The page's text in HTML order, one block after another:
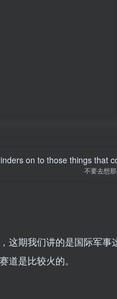
on to those things that
不要去想
这期我们讲的是国际军
道是比较火的。